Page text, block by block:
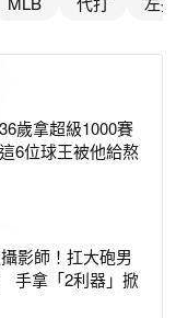
歲拿超級1000賽
6位球王被他給熬
影師！扛大砲男
手拿「2利器」掀